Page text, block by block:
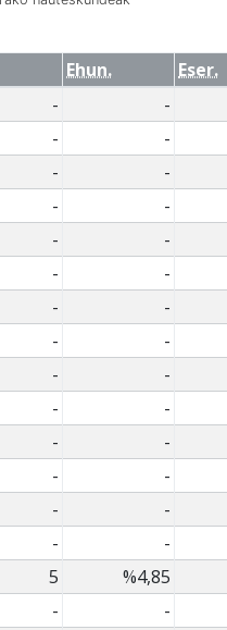
Ehun.
Eser.
- -
- -
- -
- -
- -
- -
- -
- -
- -
- -
- -
- -
- -
- -
5 %4,85
- -